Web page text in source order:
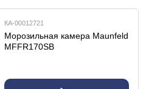
КА-00012721
Морозильная камера Maunfeld
MFFR170SB